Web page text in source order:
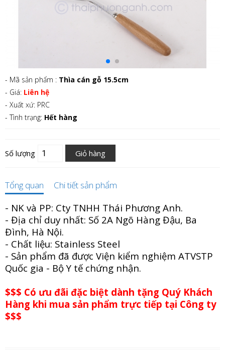
- Mã sản phẩm : Thìa cán gỗ 15.5cm
- Giá: Liên hệ
- Xuất xứ: PRC
- Tình trạng: Hết hàng
Số lượng Giỏ hàng
Tổng quan Chi tiết sản phẩm
- NK và PP: Cty TNHH Thái Phương Anh.
- Địa chỉ duy nhất: Số 2A Ngõ Hàng Đậu, Ba
Đình, Hà Nội.
- Chất liệu: Stainless Steel
- Sản phẩm đã được Viện kiểm nghiệm ATVSTP
Quốc gia - Bộ Y tế chứng nhận.
$$$ Có ưu đãi đặc biệt dành tặng Quý Khách
Hàng khi mua sản phẩm trực tiếp tại Công ty
$$$